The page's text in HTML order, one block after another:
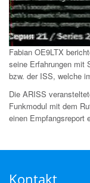
Fabian OE9LTX
seine Erfahrungen mit
bzw. der ISS, welche
Die ARISS
Funkmodul mit dem
einen Empfangsreport
Kontakt